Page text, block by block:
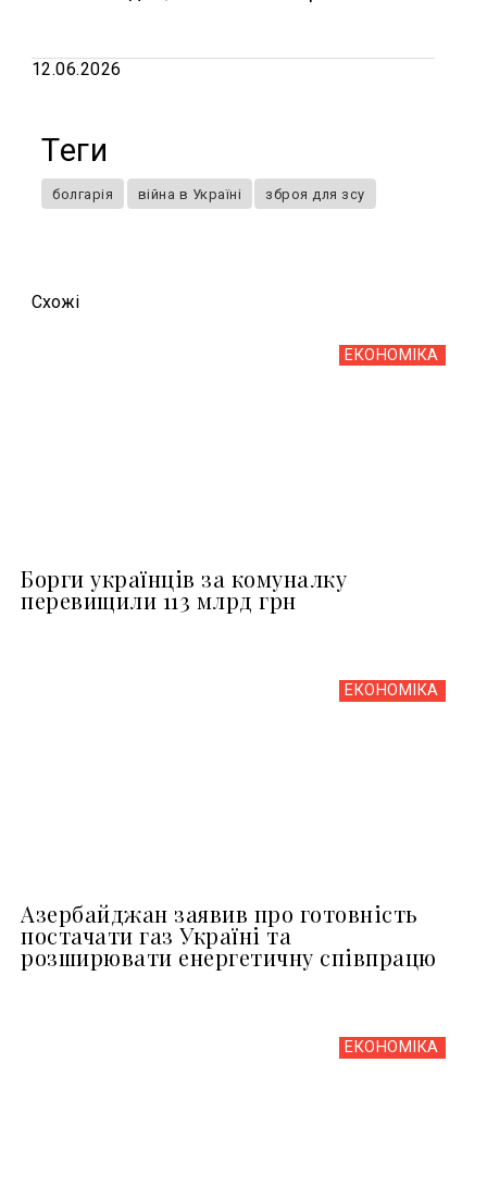
12.06.2026
Теги
болгарія війна в Україні зброя для зсу
Схожi
ЕКОНОМІКА
Борги українців за комуналку
перевищили 113 млрд грн
ЕКОНОМІКА
Азербайджан заявив про готовність
постачати газ Україні та
розширювати енергетичну співпрацю
ЕКОНОМІКА